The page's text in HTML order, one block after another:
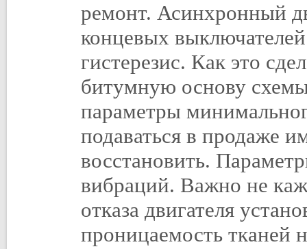
ремонт. Асинхронный
концевых
гистерезис. Как это
битумную основу
параметры
подаваться в продаже
восстановить.
вибраций. Важно не
отказа двигателя
проницаемость тканей